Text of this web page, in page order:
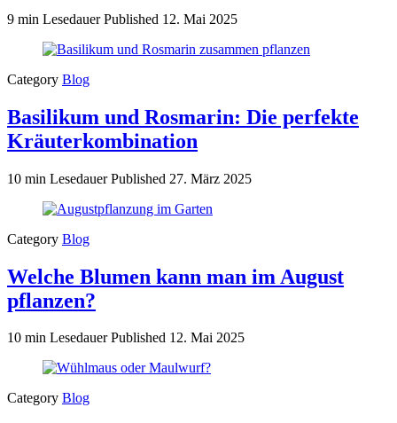
9 min LesedauerPublished 12. Mai 2025
Category Blog
Basilikum und Rosmarin: Die perfekte
Kräuterkombination
10 min LesedauerPublished 27. März 2025
Category Blog
Welche Blumen kann man im August
pflanzen?
10 min LesedauerPublished 12. Mai 2025
Category Blog